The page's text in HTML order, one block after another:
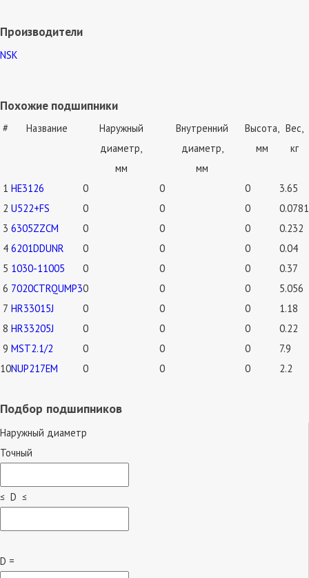
Производители
NSK
Похожие подшипники
# Название
Наружный
диаметр,
мм
Внутренний
диаметр,
мм
Высота,
мм
Вес,
кг
1 HE3126 0 0 0
3.65
2 U522+FS 0 0 0
0.0781
3 6305ZZCM 0 0 0
0.232
4 6201DDUNR 0 0 0
0.04
5 1030-11005 0 0 0
0.37
6 7020CTRQUMP30 0 0
5.056
7 HR33015J 0 0 0
1.18
8 HR33205J 0 0 0
0.22
9 MST2.1/2 0 0 0
7.9
10NUP217EM 0 0 0 2.2
Подбор подшипников
Наружный диаметр
Точный
≤ D ≤
D =